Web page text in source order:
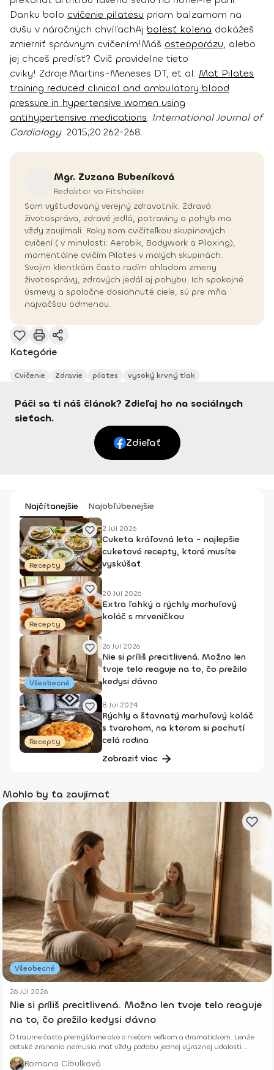
Danku bolo cvičenie pilatesu priam balzamom na
dušu v náročných chvíľachAj bolesť kolena dokážeš
zmierniť správnym cvičením!Máš osteoporózu, alebo
jej chceš predísť? Cvič pravidelne tieto
cviky! Zdroje:Martins-Meneses DT, et al. Mat Pilates
training reduced clinical and ambulatory blood
pressure in hypertensive women using
antihypertensive medications. International Journal of
Cardiology. 2015;20:262-268.
Mgr. Zuzana Bubeníková
Redaktor vo Fitshaker
Som vyštudovaný verejný zdravotník. Zdravá
životospráva, zdravé jedlá, potraviny a pohyb ma
vždy zaujímali. Roky som cvičiteľkou skupinových
cvičení ( v minulosti: Aerobik, Bodywork a Piloxing),
momentálne cvičím Pilates v malých skupinách.
Svojim klientkám často radím ohľadom zmeny
životosprávy, zdravých jedál aj pohybu. Ich spokojné
úsmevy a spoločne dosiahnuté ciele, sú pre mňa
najväčšou odmenou.
Kategórie
Cvičenie Zdravie pilates vysoký krvný tlak
Páči sa ti náš článok? Zdieľaj ho na sociálnych
sieťach.
Zdieľať
Najčítanejšie Najobľúbenejšie
Recepty
2 Júl 2026
Cuketa kráľovná leta - najlepšie
cuketové recepty, ktoré musíte
vyskúšať
Recepty
20 Júl 2026
Extra ľahký a rýchly marhuľový
koláč s mrveničkou
Všeobecné
26 Júl 2026
Nie si príliš precitlivená. Možno len
tvoje telo reaguje na to, čo prežilo
kedysi dávno
Recepty
8 Júl 2024
Rýchly a šťavnatý marhuľový koláč
s tvarohom, na ktorom si pochutí
celá rodina
Zobraziť viac
Mohlo by ťa zaujímať
Všeobecné
26 Júl 2026
Nie si príliš precitlivená. Možno len tvoje telo reaguje
na to, čo prežilo kedysi dávno
O traume často premýšľame ako o niečom veľkom a dramatickom. Lenže
detské zranenia nemusia mať vždy podobu jednej výraznej udalosti.
Niekedy rastú potichu.
Romana Cibulková